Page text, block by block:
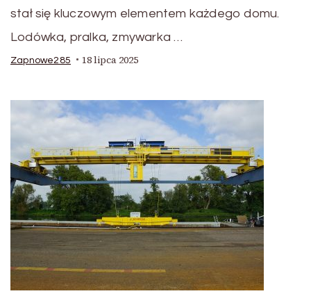
stał się kluczowym elementem każdego domu.
Lodówka, pralka, zmywarka …
Zapnowe285 18 lipca 2025